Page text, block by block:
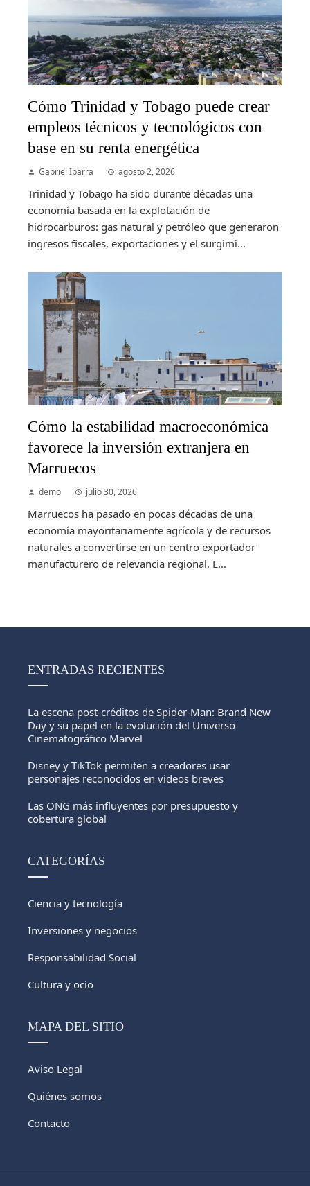
Cómo Trinidad y Tobago puede crear
empleos técnicos y tecnológicos con
base en su renta energética
Gabriel Ibarra agosto 2, 2026
Trinidad y Tobago ha sido durante décadas una
economía basada en la explotación de
hidrocarburos: gas natural y petróleo que generaron
ingresos fiscales, exportaciones y el surgimi...
Cómo la estabilidad macroeconómica
favorece la inversión extranjera en
Marruecos
demo julio 30, 2026
Marruecos ha pasado en pocas décadas de una
economía mayoritariamente agrícola y de recursos
naturales a convertirse en un centro exportador
manufacturero de relevancia regional. E...
ENTRADAS RECIENTES
La escena post-créditos de Spider-Man: Brand New
Day y su papel en la evolución del Universo
Cinematográfico Marvel
Disney y TikTok permiten a creadores usar
personajes reconocidos en videos breves
Las ONG más influyentes por presupuesto y
cobertura global
CATEGORÍAS
Ciencia y tecnología
Inversiones y negocios
Responsabilidad Social
Cultura y ocio
MAPA DEL SITIO
Aviso Legal
Quiénes somos
Contacto